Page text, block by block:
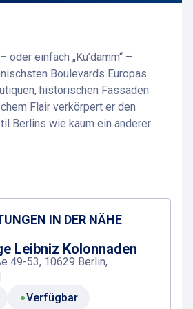
oder einfach „Ku’damm“ –
Boulevards Europas.
historischen Fassaden
Flair verkörpert er den
Berlins wie kaum ein anderer
sich durch Charlottenburg
zum Flanieren, Shoppen und
– alle Details findest du auf
IN DER NÄHE
Leibniz Kolonnaden
49-53, 10629 Berlin,
Verfügbar